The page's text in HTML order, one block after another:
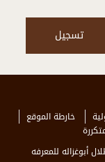
خارطة الموقع
أبوغزاله للمعرفه